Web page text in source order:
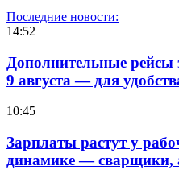
Последние новости:
14:52
Дополнительные рейсы
9 августа — для
10:45
Зарплаты растут у
динамике — сварщики,